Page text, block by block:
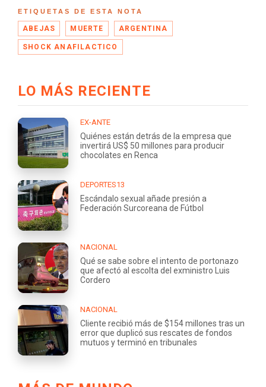
ETIQUETAS DE ESTA NOTA
ABEJAS MUERTE ARGENTINA
SHOCK ANAFILACTICO
LO MÁS RECIENTE
EX-ANTE
Quiénes están detrás de la empresa que
invertirá US$ 50 millones para producir
chocolates en Renca
DEPORTES13
Escándalo sexual añade presión a
Federación Surcoreana de Fútbol
NACIONAL
Qué se sabe sobre el intento de portonazo
que afectó al escolta del exministro Luis
Cordero
NACIONAL
Cliente recibió más de $154 millones tras un
error que duplicó sus rescates de fondos
mutuos y terminó en tribunales